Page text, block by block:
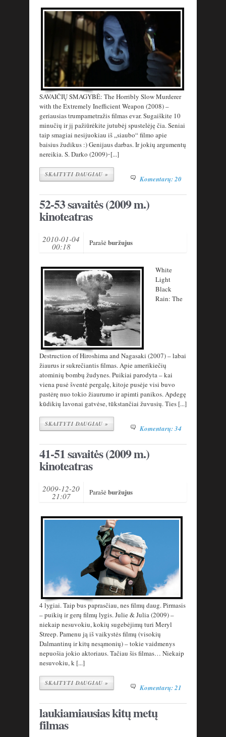
SAVAIČIŲ SMAGYBĖ: The Horribly Slow Murderer
with the Extremely Inefficient Weapon (2008) –
geriausias trumpametražis filmas evar. Sugaiškite 10
minučių ir jį pažiūrėkite jutubėj spustelėję čia. Seniai
taip smagiai nesijuokiau iš „siaubo“ filmo apie
baisius žudikus :) Genijaus darbas. Ir jokių argumentų
nereikia. S. Darko (2009) ̵ [...]
SKAITYTI DAUGIAU » Komentarų: 20
52-53 savaitės (2009 m.)
kinoteatras
2010-01-04
00:18 Parašėburžujus
White
Light
Black
Rain: The
Destruction of Hiroshima and Nagasaki (2007) – labai
žiaurus ir sukrečiantis filmas. Apie amerikiečių
atominių bombų žudynes. Puikiai parodyta – kai
viena pusė šventė pergalę, kitoje pusėje visi buvo
pastėrę nuo tokio žiaurumo ir apimti panikos. Apdegę
kūdikių lavonai gatvėse, tūkstančiai žuvusių. Ties [...]
SKAITYTI DAUGIAU » Komentarų: 34
41-51 savaitės (2009 m.)
kinoteatras
2009-12-20
21:07 Parašėburžujus
4 lygiai. Taip bus paprasčiau, nes filmų daug. Pirmasis
– puikių ir gerų filmų lygis. Julie & Julia (2009) –
niekaip nesuvokiu, kokių sugebėjimų turi Meryl
Streep. Pamenu ją iš vaikystės filmų (visokių
Dalmantinų ir kitų nesąmonių) – tokie vaidmenys
nepuošia jokio aktoriaus. Tačiau šis filmas… Niekaip
nesuvokiu, k [...]
SKAITYTI DAUGIAU » Komentarų: 21
laukiamiausias kitų metų
filmas